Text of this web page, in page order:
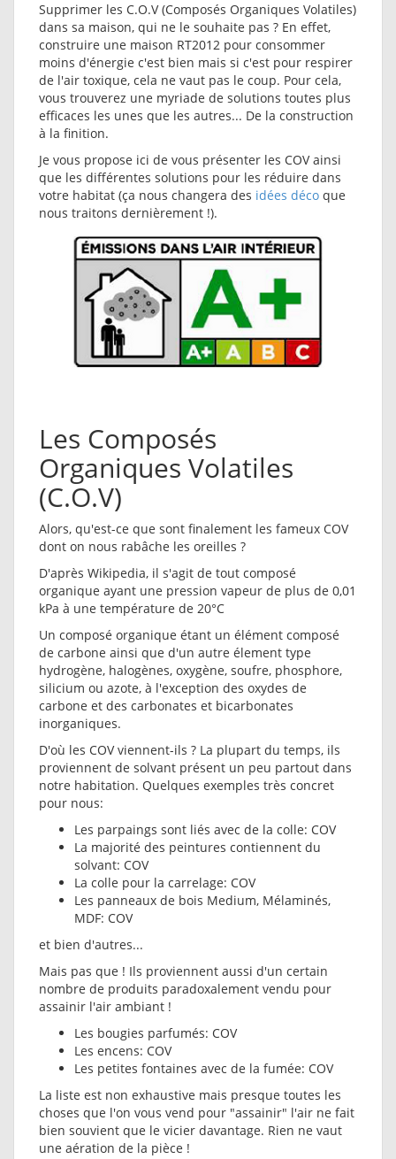
Supprimer les C.O.V (Composés Organiques Volatiles)
dans sa maison, qui ne le souhaite pas ? En effet,
construire une maison RT2012 pour consommer
moins d'énergie c'est bien mais si c'est pour respirer
de l'air toxique, cela ne vaut pas le coup. Pour cela,
vous trouverez une myriade de solutions toutes plus
efficaces les unes que les autres... De la construction
à la finition.
Je vous propose ici de vous présenter les COV ainsi
que les différentes solutions pour les réduire dans
votre habitat (ça nous changera des idées déco que
nous traitons dernièrement !).
Les Composés
Organiques Volatiles
(C.O.V)
Alors, qu'est-ce que sont finalement les fameux COV
dont on nous rabâche les oreilles ?
D'après Wikipedia, il s'agit de tout composé
organique ayant une pression vapeur de plus de 0,01
kPa à une température de 20°C
Un composé organique étant un élément composé
de carbone ainsi que d'un autre élement type
hydrogène, halogènes, oxygène, soufre, phosphore,
silicium ou azote, à l'exception des oxydes de
carbone et des carbonates et bicarbonates
inorganiques.
D'où les COV viennent-ils ? La plupart du temps, ils
proviennent de solvant présent un peu partout dans
notre habitation. Quelques exemples très concret
pour nous:
Les parpaings sont liés avec de la colle: COV
La majorité des peintures contiennent du
solvant: COV
La colle pour la carrelage: COV
Les panneaux de bois Medium, Mélaminés,
MDF: COV
et bien d'autres...
Mais pas que ! Ils proviennent aussi d'un certain
nombre de produits paradoxalement vendu pour
assainir l'air ambiant !
Les bougies parfumés: COV
Les encens: COV
Les petites fontaines avec de la fumée: COV
La liste est non exhaustive mais presque toutes les
choses que l'on vous vend pour "assainir" l'air ne fait
bien souvient que le vicier davantage. Rien ne vaut
une aération de la pièce !